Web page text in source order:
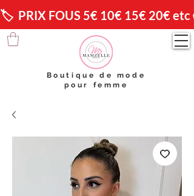
🏷️  PRIX FOUS 5€ 10€ 15€ 20€ etc
Boutique de mode
pour femme